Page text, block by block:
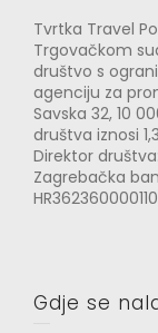
Tvrtka Travel
Trgovačkom
društvo s
agenciju za
Savska 32, 10
društva iznosi
Direktor
Zagrebačka
Gdje se